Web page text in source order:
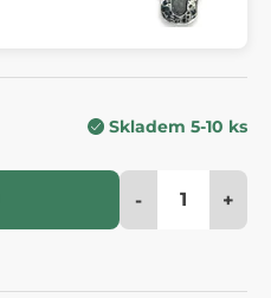
Skladem 5-10 ks
- +